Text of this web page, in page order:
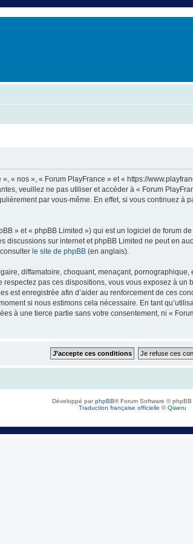
« nos », « Forum PlayFrance » et « https://
veuillez ne pas utiliser et accéder à « Forum
par vous-même. En effet, si vous continuez
» et « phpBB Limited ») qui est un logiciel de forum
discussions sur internet et phpBB Limited ne peut en
le site de phpBB (en anglais).
diffamatoire, choquant, menaçant,
pas ces dispositions, vous vous exposez à
est enregistrée afin d’aider au renforcement de ces
si nous estimons cela nécessaire. En tant
à une tierce partie sans votre consentement, ni «
Développé parphpBB® Forum Software © phpBB
Traduction française officielle ©Qiaeru